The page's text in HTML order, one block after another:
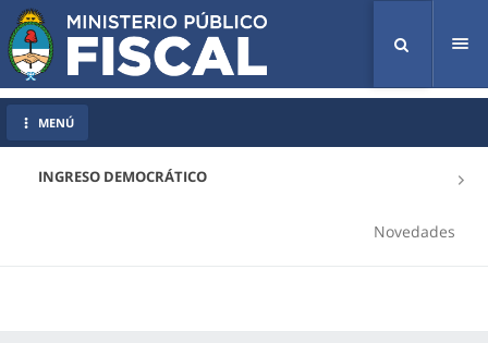
INGRESO DEMOCRÁTICO
Novedades
MENÚ